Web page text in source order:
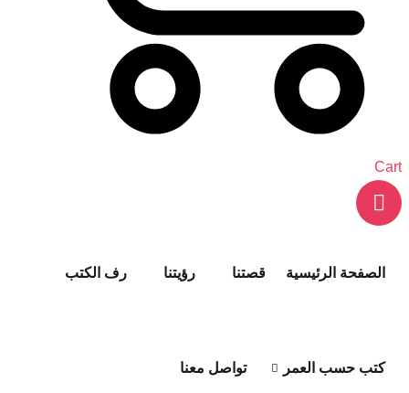
Cart
الصفحة الرئيسية قصتنا رؤيتنا رف الكتب
كتب حسب العمر تواصل معنا